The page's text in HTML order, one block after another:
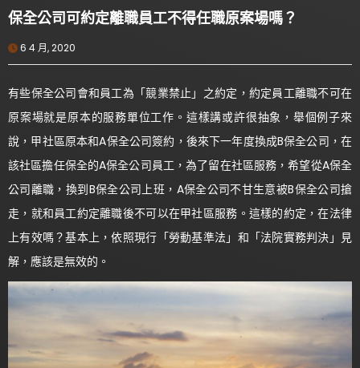
保全公司可約定離職員工不得任職原案場嗎？
6 4 月, 2020
有些保全公司會和員工為「競業禁止」之約定，約定員工離職不可在
原案場就是原本的服務單位工作。這樣講或許很抽象，舉個例子來
說，甲社區原本和A保全公司簽約，後來下一年度換成B保全公司，在
該社區擔任保全的A保全公司員工，為了留在社區服務，希望從A保全
公司離職，換到B保全公司上班，A保全公司不甘生意被B保全公司搶
走，就和員工約定離職後不可以在甲社區服務。這樣的約定，在法律
上有效嗎？基本上，依照現行「勞動基準法」和「法院實務判決」見
解，應該是無效的。